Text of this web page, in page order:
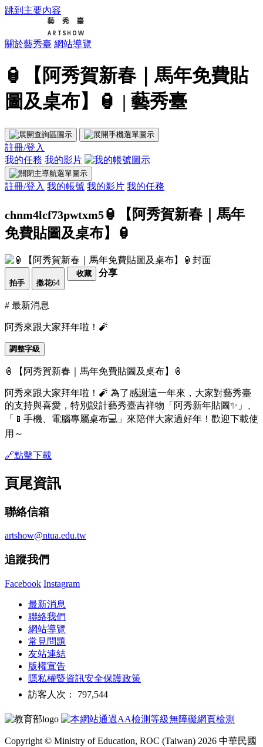
跳到主要內容
關於藝秀臺 網站導覽
🏮【阿秀賀新春｜馬年免費貼
圖及桌布】🏮 | 藝秀臺
註冊/登入
我的任務 我的影片
註冊/登入 我的帳號 我的影片 我的任務
chnm4lcf73pwtxm5🏮【阿秀賀新春｜馬年
免費貼圖及桌布】🏮
拍手 撒花64
收藏 分享
# 最新消息
阿秀來跟大家拜年啦！🧨
調整字級
🏮【阿秀賀新春｜馬年免費貼圖及桌布】🏮
阿秀來跟大家拜年啦！🧨 為了感謝這一年來，大家對藝秀臺
的支持與喜愛，特別設計藝秀臺吉祥物「阿秀新年貼圖✨」、
「📱手機、電腦專屬桌布💻」來陪伴大家過好年！歡迎下載使
用～
🔗點擊下載
頁尾資訊
聯絡信箱
artshow@ntua.edu.tw
追蹤我們
Facebook Instagram
最新消息
聯絡我們
網站導覽
常見問題
友站連結
版權宣告
隱私權暨資訊安全保護政策
訪客人次： 797,544
Copyright © Ministry of Education, ROC (Taiwan) 2026 中華民國